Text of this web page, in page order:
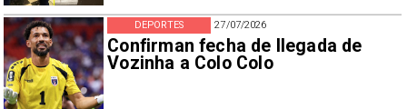
27/07/2026
Confirman fecha de llegada de
Vozinha a Colo Colo
DEPORTES